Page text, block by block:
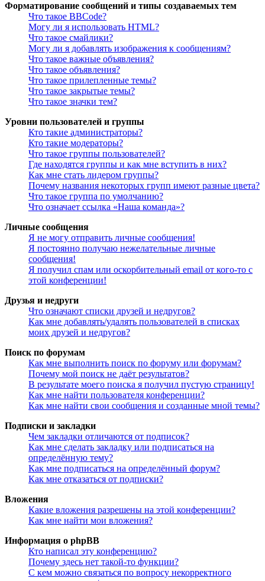
Форматирование сообщений и типы создаваемых тем
Что такое BBCode?
Могу ли я использовать HTML?
Что такое смайлики?
Могу ли я добавлять изображения к сообщениям?
Что такое важные объявления?
Что такое объявления?
Что такое прилепленные темы?
Что такое закрытые темы?
Что такое значки тем?
Уровни пользователей и группы
Кто такие администраторы?
Кто такие модераторы?
Что такое группы пользователей?
Где находятся группы и как мне вступить в них?
Как мне стать лидером группы?
Почему названия некоторых групп имеют разные цвета?
Что такое группа по умолчанию?
Что означает ссылка «Наша команда»?
Личные сообщения
Я не могу отправить личные сообщения!
Я постоянно получаю нежелательные личные
сообщения!
Я получил спам или оскорбительный email от кого-то с
этой конференции!
Друзья и недруги
Что означают списки друзей и недругов?
Как мне добавлять/удалять пользователей в списках
моих друзей и недругов?
Поиск по форумам
Как мне выполнить поиск по форуму или форумам?
Почему мой поиск не даёт результатов?
В результате моего поиска я получил пустую страницу!
Как мне найти пользователя конференции?
Как мне найти свои сообщения и созданные мной темы?
Подписки и закладки
Чем закладки отличаются от подписок?
Как мне сделать закладку или подписаться на
определённую тему?
Как мне подписаться на определённый форум?
Как мне отказаться от подписки?
Вложения
Какие вложения разрешены на этой конференции?
Как мне найти мои вложения?
Информация о phpBB
Кто написал эту конференцию?
Почему здесь нет такой-то функции?
С кем можно связаться по вопросу некорректного